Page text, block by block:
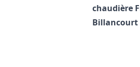
chaudière
Billancourt